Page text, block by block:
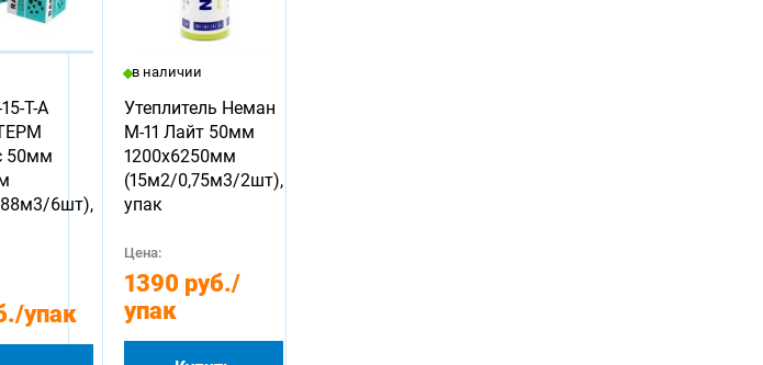
Т-А
50мм
6шт),
/упак
в наличии
Утеплитель Неман
М-11 Лайт 50мм
1200х6250мм
(15м2/0,75м3/2шт),
упак
Цена:
1390 руб./
упак